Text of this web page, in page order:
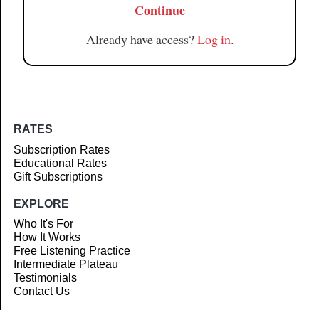
Continue
Already have access?Log in.
RATES
Subscription Rates
Educational Rates
Gift Subscriptions
EXPLORE
Who It's For
How It Works
Free Listening Practice
Intermediate Plateau
Testimonials
Contact Us